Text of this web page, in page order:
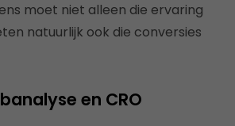
moet niet alleen die ervaring
natuurlijk ook die conversies
en CRO